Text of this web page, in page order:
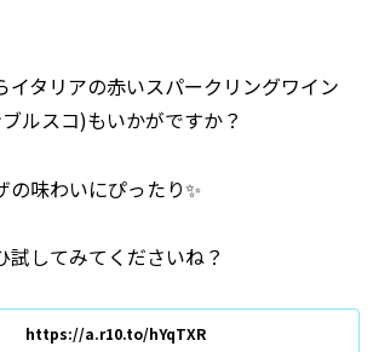
イタリアの赤いスパークリングワイン
ルスコ)もいかがですか？
の味わいにぴったり✨
試してみてくださいね？
https://a.r10.to/hYqTXR